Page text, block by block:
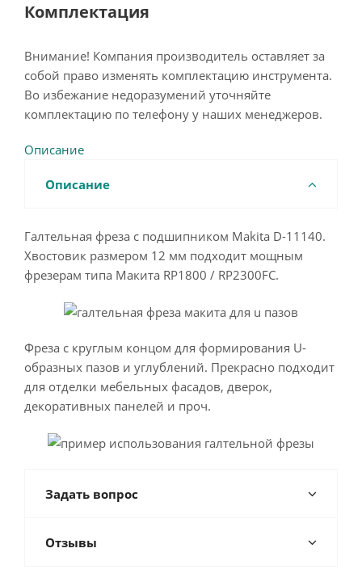
Комплектация
Внимание! Компания производитель оставляет за
собой право изменять комплектацию инструмента.
Во избежание недоразумений уточняйте
комплектацию по телефону у наших менеджеров.
Описание
Описание
Галтельная фреза с подшипником Makita D-11140.
Хвостовик размером 12 мм подходит мощным
фрезерам типа Макита RP1800 / RP2300FC.
Фреза с круглым концом для формирования U-
образных пазов и углублений. Прекрасно подходит
для отделки мебельных фасадов, дверок,
декоративных панелей и проч.
Задать вопрос
Отзывы